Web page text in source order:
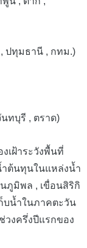
ปทุมธานี , กทม.)
ทบุรี , ตราด)
เฝ้าระวังพื้นที่
ำต้นทุนในแหล่งน้ำ
ภูมิพล , เขื่อนสิริกิ
บน้ำในภาคตะวัน
วงครึ่งปีแรกของ